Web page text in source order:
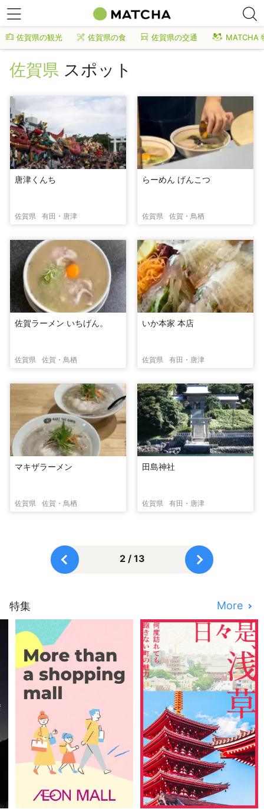
佐賀県の観光 佐賀県の食 佐賀県の交通 MATCHA
佐賀県 スポット
唐津くんち
佐賀県 有田・唐津
らーめん げんこつ
佐賀県 佐賀・鳥栖
佐賀ラーメン いちげん。
佐賀県 佐賀・鳥栖
いか本家 本店
佐賀県 有田・唐津
マキザラーメン
佐賀県 佐賀・鳥栖
田島神社
佐賀県 有田・唐津
2 / 13
特集 More